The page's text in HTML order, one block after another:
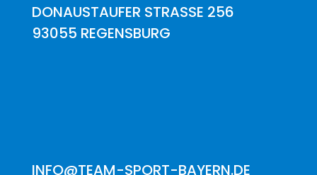
DONAUSTAUFER STRASSE 256
93055 REGENSBURG
INFO@TEAM-SPORT-BAYERN.DE